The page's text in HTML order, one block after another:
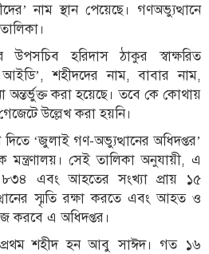
নাম স্থান পেয়েছে। গণঅভ্যুত্থানে
উপসচিব হরিদাস ঠাকুর স্বাক্ষরিত
শহীদদের নাম, বাবার নাম,
অন্তর্ভুক্ত করা হয়েছে। তবে কে কোথায়
উল্লেখ করা হয়নি।
‘জুলাই গণ-অভ্যুত্থানের অধিদপ্তর’
মন্ত্রণালয়। সেই তালিকা অনুযায়ী, এ
৮৩৪ এবং আহতের সংখ্যা প্রায় ১৫
স্মৃতি রক্ষা করতে এবং আহত ও
করবে এ অধিদপ্তর।
প্রথম শহীদ হন আবু সাঈদ। গত ১৬